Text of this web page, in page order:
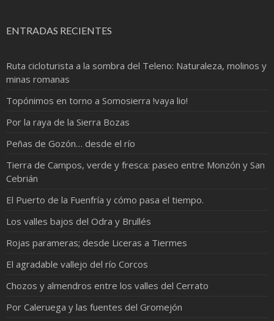
ENTRADAS RECIENTES
Ruta cicloturista a la sombra del Teleno: Naturaleza, molinos y
minas romanas
Topónimos en torno a Somosierra !vaya lio!
Por la raya de la Sierra Bozas
Peñas de Gozón… desde el río
Tierra de Campos, verde y fresca: paseo entre Monzón y San
Cebrián
El Puerto de la Fuenfría y cómo pasa el tiempo.
Los valles bajos del Odra y Brullés
Rojas parameras; desde Liceras a Tiermes
El agradable vallejo del río Corcos
Chozos y almendros entre los valles del Cerrato
Por Caleruega y las fuentes del Gromejón